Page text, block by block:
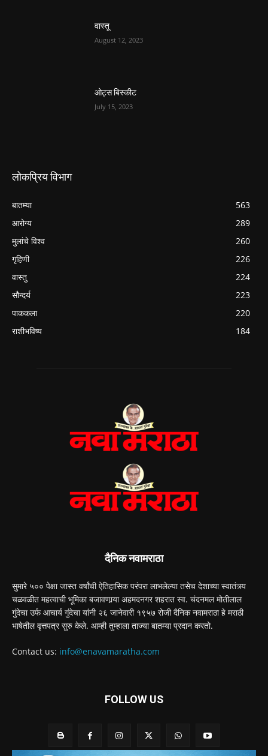
वास्तू
August 12, 2023
ओट्स बिस्कीट
July 15, 2023
लोकप्रिय विभाग
बातम्या
563
आरोग्य
289
मुलांचे विश्व
260
गृहिणी
226
वास्तु
224
सौन्दर्य
223
पाककला
220
राशीभविष्य
184
दैनिक नवामराठा
सुमारे ५०० पेक्षा जास्त वर्षांची ऐतिहासिक परंपरा लाभलेल्या तसेच देशाच्या स्वातंत्र्य
चळवळीत महत्वाची भूमिका बजावणार्‍या अहमदनगर शहरात स्व. चंदनमल मोतीलाल
गुंदेचा उर्फ आचार्य गुंदेचा यांनी २६ जानेवारी १९५७ रोजी दैनिक नवामराठा हे मराठी
भाषेतील वृत्तपत्र सुरु केले. आम्ही तुम्हाला ताज्या बातम्या प्रदान करतो.
Contact us: info@enavamaratha.com
FOLLOW US